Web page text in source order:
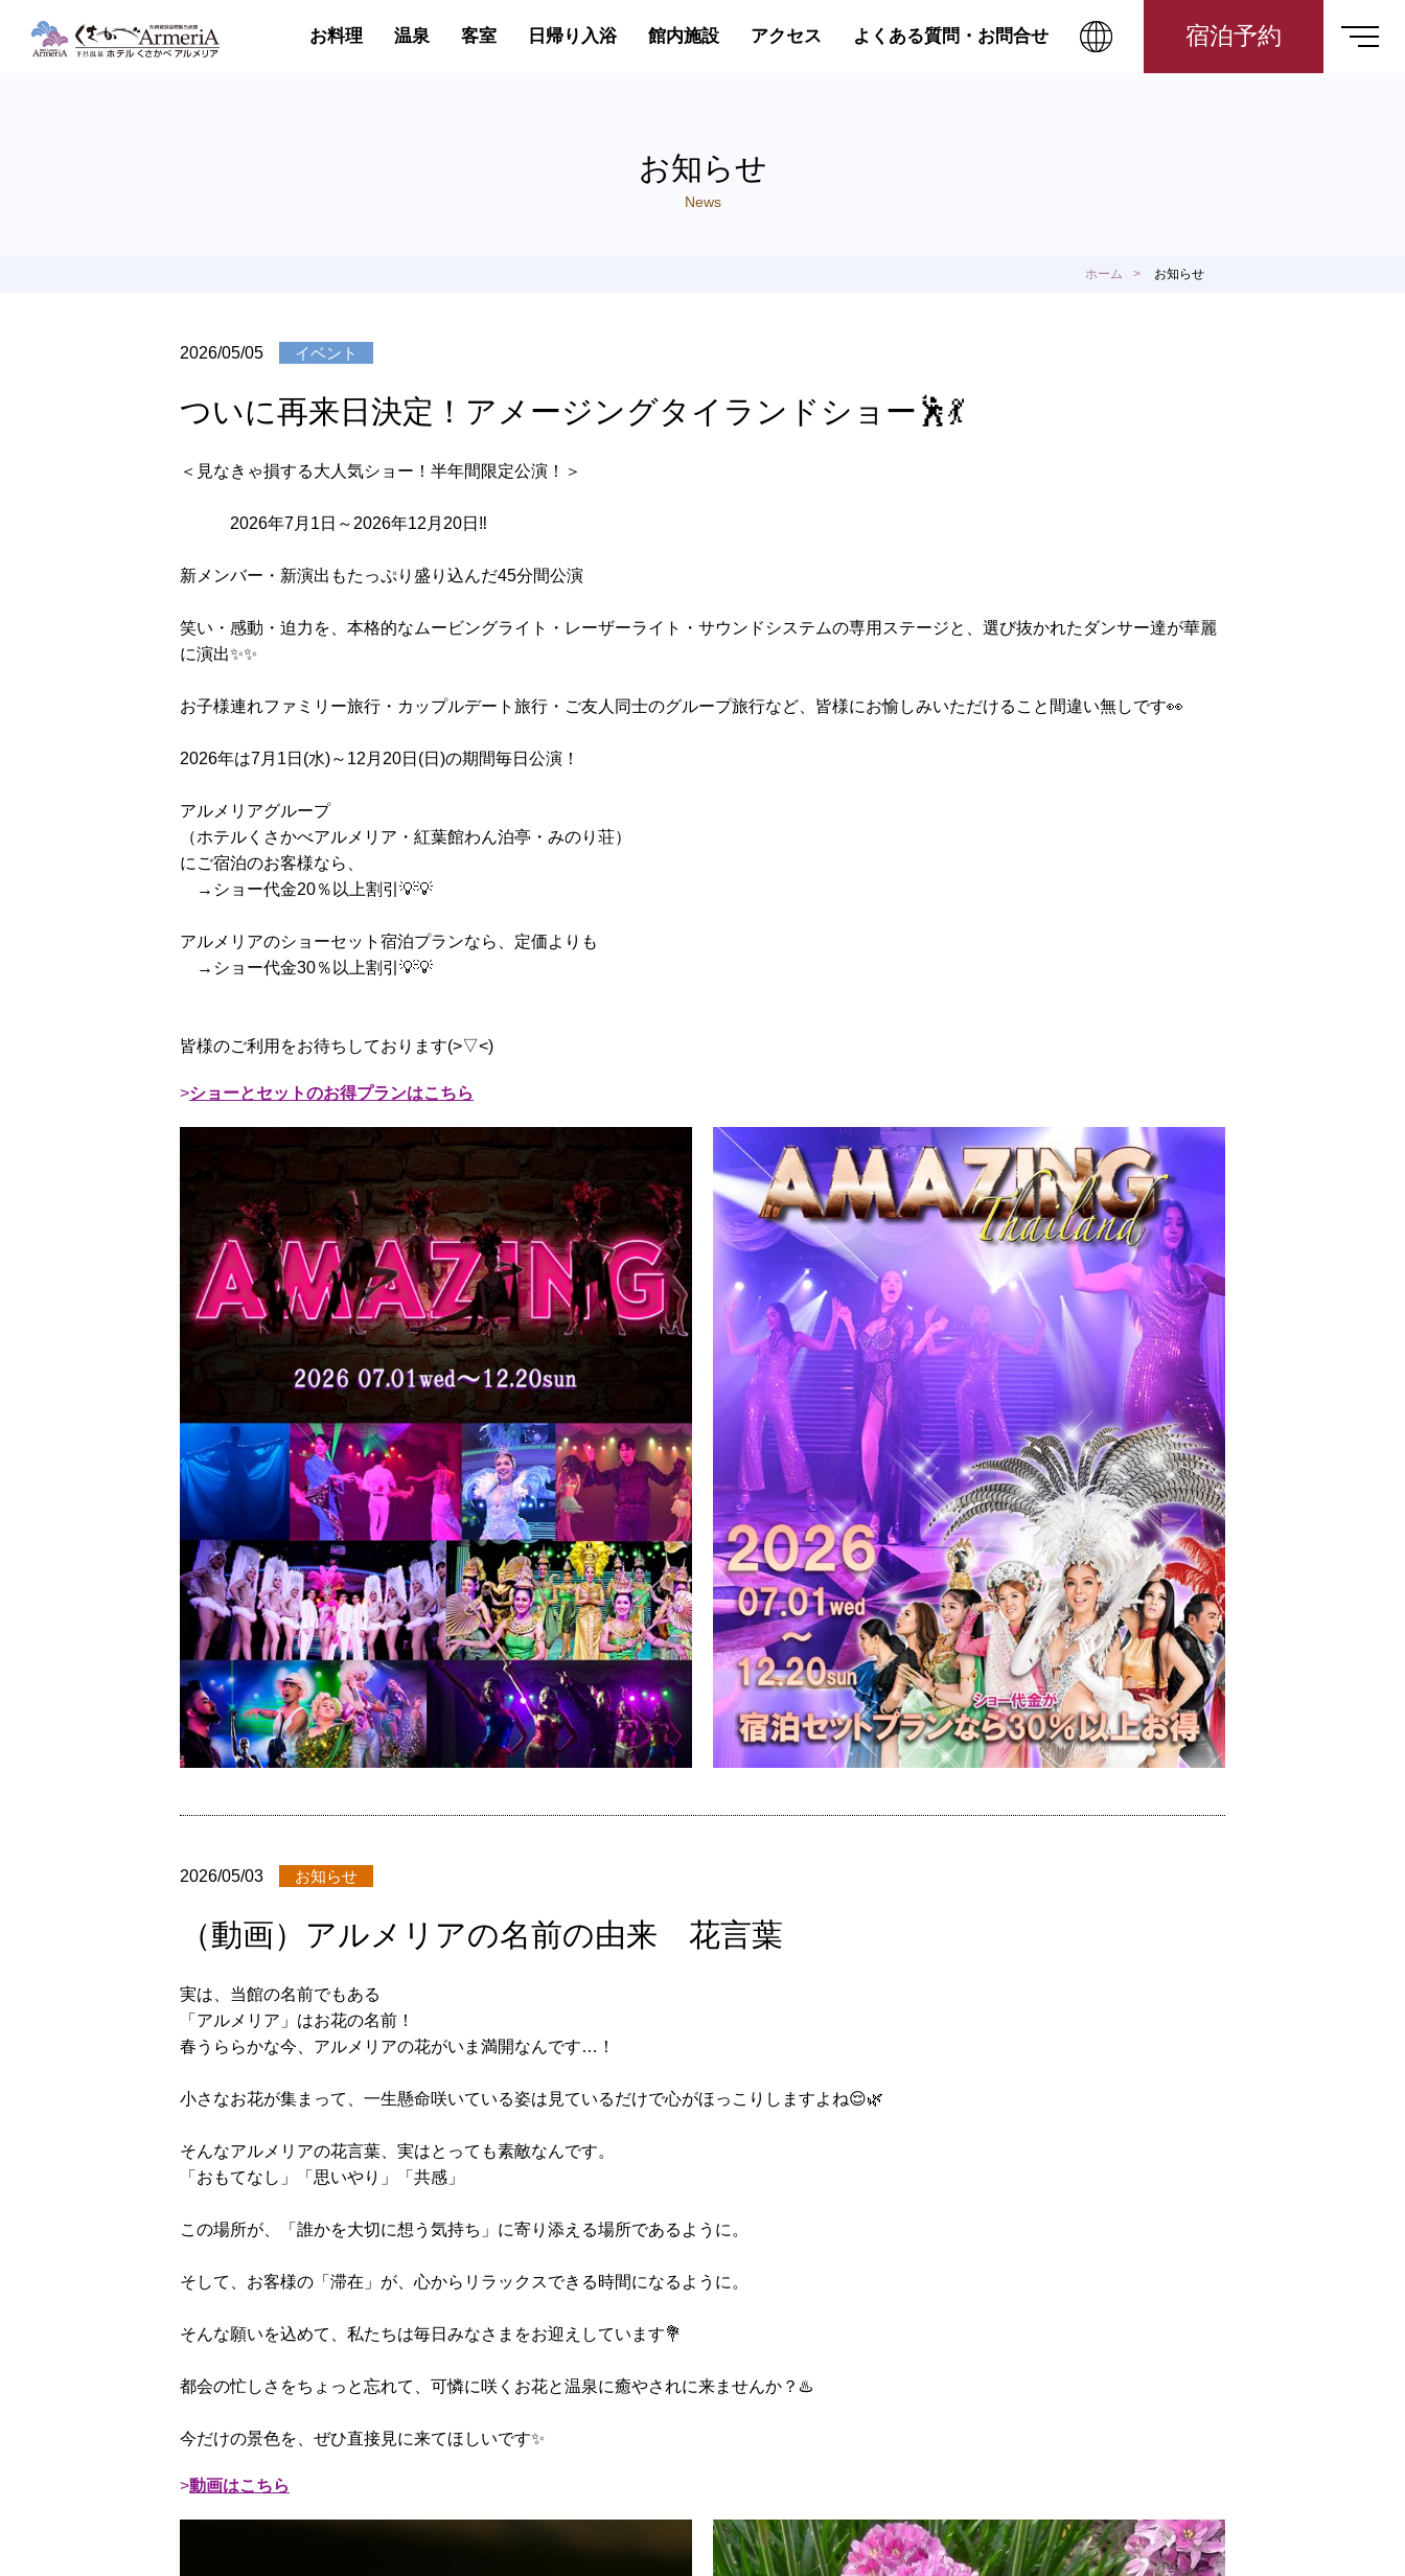
お料理 温泉 客室 日帰り入浴 館内施設 アクセス よくある質問・お問合せ 宿泊予約
お知らせ
News
ホーム お知らせ
2026/05/05 イベント
ついに再来日決定！アメージングタイランドショー🕺💃
＜見なきゃ損する大人気ショー！半年間限定公演！＞
2026年7月1日～2026年12月20日‼️
新メンバー・新演出もたっぷり盛り込んだ45分間公演
笑い・感動・迫力を、本格的なムービングライト・レーザーライト・サウンドシステムの専用ステージと、選び抜かれたダンサー達が華麗
に演出✨✨
お子様連れファミリー旅行・カップルデート旅行・ご友人同士のグループ旅行など、皆様にお愉しみいただけること間違い無しです👀
2026年は7月1日(水)～12月20日(日)の期間毎日公演！
アルメリアグループ
（ホテルくさかべアルメリア・紅葉館わん泊亭・みのり荘）
にご宿泊のお客様なら、
→ショー代金20％以上割引💡💡
アルメリアのショーセット宿泊プランなら、定価よりも
→ショー代金30％以上割引💡💡
皆様のご利用をお待ちしております(>▽<)
ショーとセットのお得プランはこちら
2026/05/03 お知らせ
（動画）アルメリアの名前の由来 花言葉
実は、当館の名前でもある
「アルメリア」はお花の名前！
春うららかな今、アルメリアの花がいま満開なんです…！
小さなお花が集まって、一生懸命咲いている姿は見ているだけで心がほっこりしますよね😌🌿
そんなアルメリアの花言葉、実はとっても素敵なんです。
「おもてなし」「思いやり」「共感」
この場所が、「誰かを大切に想う気持ち」に寄り添える場所であるように。
そして、お客様の「滞在」が、心からリラックスできる時間になるように。
そんな願いを込めて、私たちは毎日みなさまをお迎えしています💐
都会の忙しさをちょっと忘れて、可憐に咲くお花と温泉に癒やされに来ませんか？♨️
今だけの景色を、ぜひ直接見に来てほしいです✨
動画はこちら